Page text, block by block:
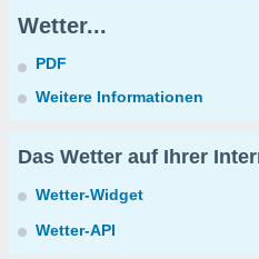
Wetter...
PDF
Weitere Informationen
Das Wetter auf Ihrer
Wetter-Widget
Wetter-API